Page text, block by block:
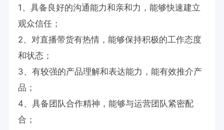
1、具备良好的沟通能力和亲和力，能够快速建立
观众信任；
2、对直播带货有热情，能够保持积极的工作态度
和状态；
3、有较强的产品理解和表达能力，能有效推介产
品；
4、具备团队合作精神，能够与运营团队紧密配
合；